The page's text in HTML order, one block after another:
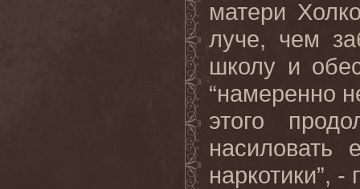
матери
луче, чем
школу и
“намеренно
этого
насиловать
наркотики”, -